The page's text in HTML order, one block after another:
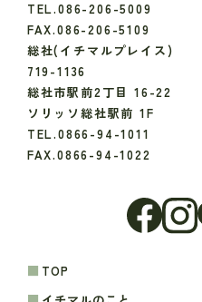
TEL.086-206-5009
FAX.086-206-5109
総社(イチマルプレイス)
719-1136
総社市駅前2丁目 16-22
ソリッソ総社駅前 1F
TEL.0866-94-1011
FAX.0866-94-1022
TOP